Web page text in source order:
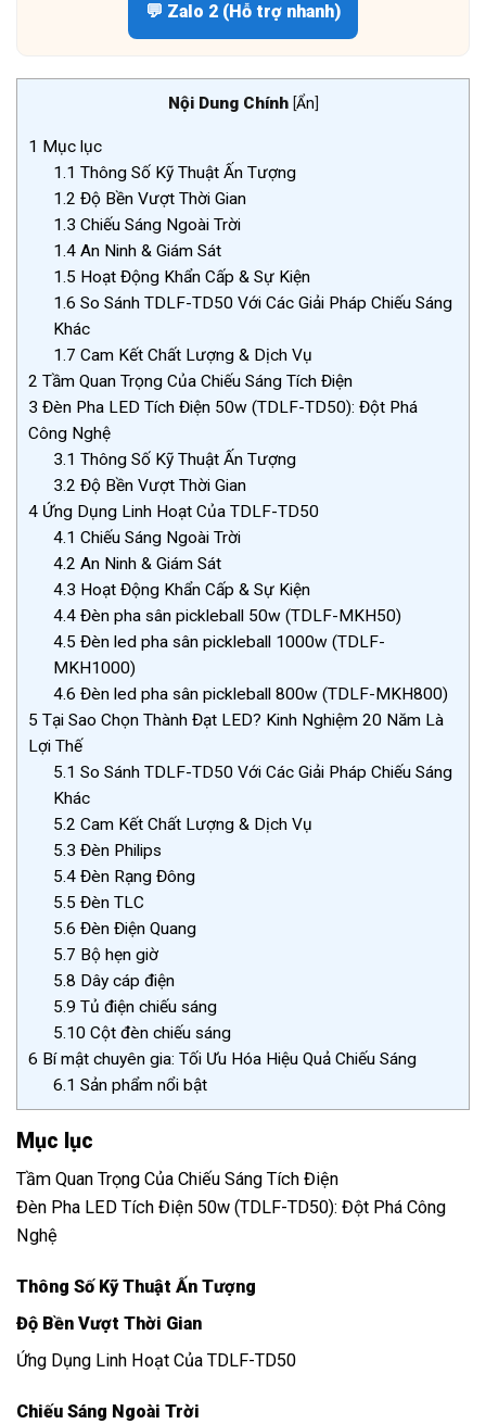
💬 Zalo 2 (Hỗ trợ nhanh)
Nội Dung Chính [Ẩn]
1 Mục lục
1.1 Thông Số Kỹ Thuật Ấn Tượng
1.2 Độ Bền Vượt Thời Gian
1.3 Chiếu Sáng Ngoài Trời
1.4 An Ninh & Giám Sát
1.5 Hoạt Động Khẩn Cấp & Sự Kiện
1.6 So Sánh TDLF-TD50 Với Các Giải Pháp Chiếu Sáng
Khác
1.7 Cam Kết Chất Lượng & Dịch Vụ
2 Tầm Quan Trọng Của Chiếu Sáng Tích Điện
3 Đèn Pha LED Tích Điện 50w (TDLF-TD50): Đột Phá
Công Nghệ
3.1 Thông Số Kỹ Thuật Ấn Tượng
3.2 Độ Bền Vượt Thời Gian
4 Ứng Dụng Linh Hoạt Của TDLF-TD50
4.1 Chiếu Sáng Ngoài Trời
4.2 An Ninh & Giám Sát
4.3 Hoạt Động Khẩn Cấp & Sự Kiện
4.4 Đèn pha sân pickleball 50w (TDLF-MKH50)
4.5 Đèn led pha sân pickleball 1000w (TDLF-
MKH1000)
4.6 Đèn led pha sân pickleball 800w (TDLF-MKH800)
5 Tại Sao Chọn Thành Đạt LED? Kinh Nghiệm 20 Năm Là
Lợi Thế
5.1 So Sánh TDLF-TD50 Với Các Giải Pháp Chiếu Sáng
Khác
5.2 Cam Kết Chất Lượng & Dịch Vụ
5.3 Đèn Philips
5.4 Đèn Rạng Đông
5.5 Đèn TLC
5.6 Đèn Điện Quang
5.7 Bộ hẹn giờ
5.8 Dây cáp điện
5.9 Tủ điện chiếu sáng
5.10 Cột đèn chiếu sáng
6 Bí mật chuyên gia: Tối Ưu Hóa Hiệu Quả Chiếu Sáng
6.1 Sản phẩm nổi bật
Mục lục
Tầm Quan Trọng Của Chiếu Sáng Tích Điện
Đèn Pha LED Tích Điện 50w (TDLF-TD50): Đột Phá Công
Nghệ
Thông Số Kỹ Thuật Ấn Tượng
Độ Bền Vượt Thời Gian
Ứng Dụng Linh Hoạt Của TDLF-TD50
Chiếu Sáng Ngoài Trời